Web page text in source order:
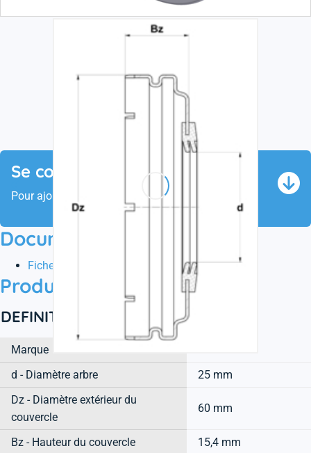
Se connecter
Pour ajouter ce produit au panier
Documentation
Fiche technique
Product information
DEFINITION TECHNIQUE
Marque
d - Diamètre arbre
25 mm
Dz - Diamètre extérieur du
couvercle
60 mm
Bz - Hauteur du couvercle
15,4 mm